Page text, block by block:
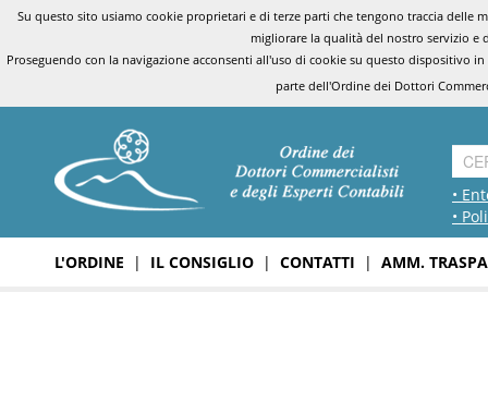
Su questo sito usiamo cookie proprietari e di terze parti che tengono traccia
migliorare la qualità del nostro servizio e
Proseguendo con la navigazione acconsenti all'uso di cookie su questo dispositivo
parte dell'Ordine dei Dottori
•
•
L'ORDINE | IL CONSIGLIO | CONTATTI | AMM.